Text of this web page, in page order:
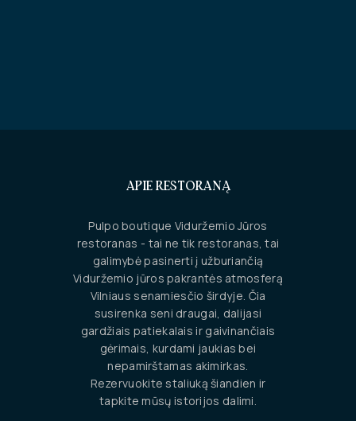
APIE RESTORANĄ
Pulpo boutique Viduržemio Jūros
restoranas - tai ne tik restoranas, tai
galimybė pasinerti į užburiančią
Viduržemio jūros pakrantės atmosferą
Vilniaus senamiesčio širdyje. Čia
susirenka seni draugai, dalijasi
gardžiais patiekalais ir gaivinančiais
gėrimais, kurdami jaukias bei
nepamirštamas akimirkas.
Rezervuokite staliuką šiandien ir
tapkite mūsų istorijos dalimi.